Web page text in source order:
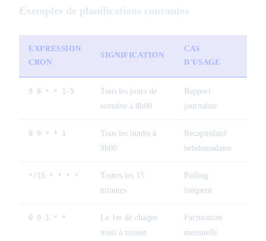
Exemples de planifications courantes
EXPRESSION
CRON
SIGNIFICATION
CAS
D'USAGE
0 8 * * 1-5
Tous les jours de
semaine à 8h00
Rapport
journalier
0 9 * * 1
Tous les lundis à
9h00
Récapitulatif
hebdomadaire
*/15 * * * *
Toutes les 15
minutes
Polling
fréquent
0 0 1 * *
Le 1er de chaque
mois à minuit
Facturation
mensuelle